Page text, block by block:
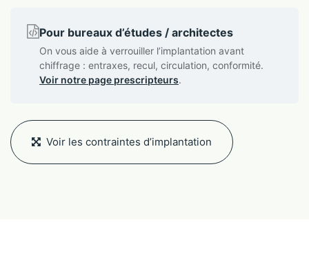
Pour bureaux d’études / architectes
On vous aide à verrouiller l’implantation avant
chiffrage : entraxes, recul, circulation, conformité.
Voir notre page prescripteurs.
Voir les contraintes d’implantation